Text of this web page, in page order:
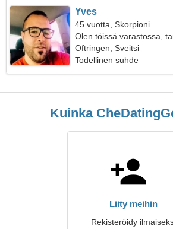
Yves
45 vuotta, Skorpioni
Olen töissä varastossa,
naisen
Oftringen, Sveitsi
Todellinen suhde
Kuinka
Liity meihin
Rekisteröidy